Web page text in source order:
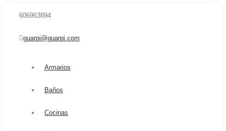
606963894
guarpi@guarpi.com
Armarios
Baños
Cocinas